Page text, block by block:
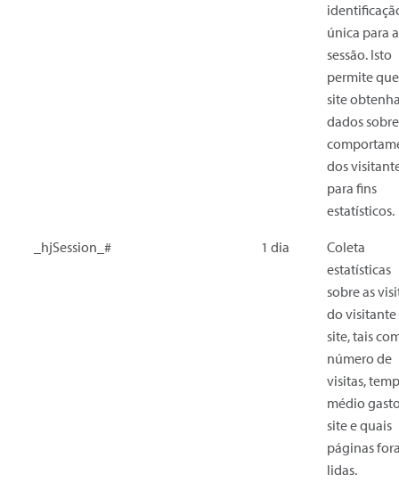
única para a
sessão. Isto
permite
site
dados
dos
para fins
estatísticos.
_hjSession_# 1 dia
Coleta
estatísticas
sobre as
do visitante
site, tais
número de
visitas,
médio
site e quais
páginas
lidas.